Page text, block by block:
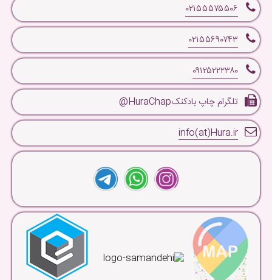
۰۲۱۵۵۵۷۵۵۰۶
۰۲۱۵۵۶۹۰۷۴۳
۰۹۱۲۵۲۲۲۳۸۰
تلگرام چاپ بادکنکHuraChap@
info(at)Hura.ir